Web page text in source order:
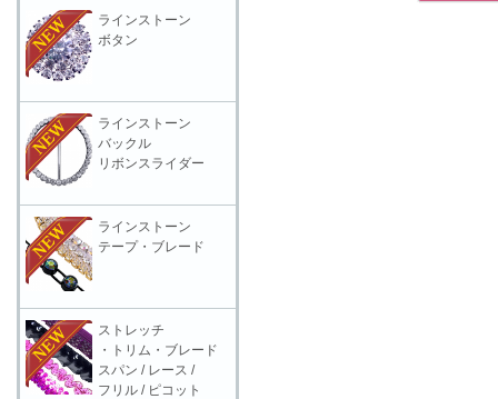
ラインストーン
ボタン
ラインストーン
バックル
リボンスライダー
ラインストーン
テープ・ブレード
ストレッチ
・トリム・ブレード
スパン / レース /
フリル / ピコット